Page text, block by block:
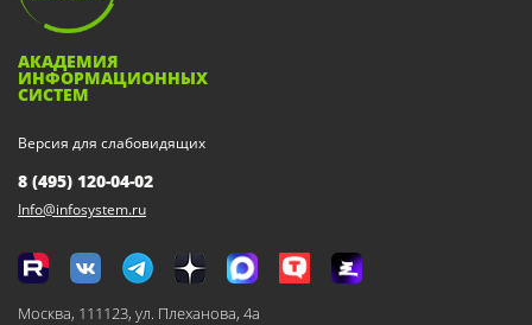
АКАДЕМИЯ
ИНФОРМАЦИОННЫХ
СИСТЕМ
Версия для слабовидящих
8 (495) 120-04-02
Info@infosystem.ru
Москва, 111123, ул. Плеханова, 4а